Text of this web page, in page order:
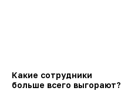
Какие сотрудники
больше всего выгорают?